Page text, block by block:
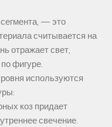
— это
считывается на
отражает свет,
фигуре.
используются
коз придает
свечение.